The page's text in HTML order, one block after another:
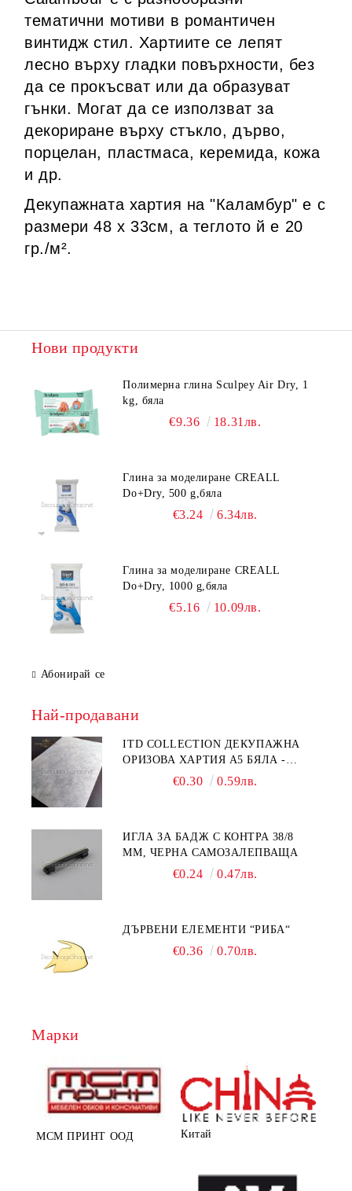
тематични мотиви в романтичен
винтидж стил. Хартиите се лепят
лесно върху гладки повърхности, без
да се прокъсват или да образуват
гънки. Могат да се използват за
декориране върху стъкло, дърво,
порцелан, пластмаса, керемида, кожа
и др.
Декупажната хартия на "Каламбур" е с
размери48 х 33см, а теглото й е 20
гр./м².
Нови продукти
Полимерна глина Sculpey Air Dry, 1
kg, бяла
€9.36 18.31лв.
Глина за моделиране CREALL
Do+Dry, 500 g,бяла
€3.24 6.34лв.
Глина за моделиране CREALL
Do+Dry, 1000 g,бяла
€5.16 10.09лв.
Абонирай се
Най-продавани
ITD COLLECTION ДЕКУПАЖНА
ОРИЗОВА ХАРТИЯ А5 БЯЛА -
€0.30 0.59лв.
ИГЛА ЗА БАДЖ С КОНТРА 38/8
ММ, ЧЕРНА САМОЗАЛЕПВАЩА
€0.24 0.47лв.
ДЪРВЕНИ ЕЛЕМЕНТИ “РИБА“
€0.36 0.70лв.
Марки
МСМ ПРИНТ ООД Китай